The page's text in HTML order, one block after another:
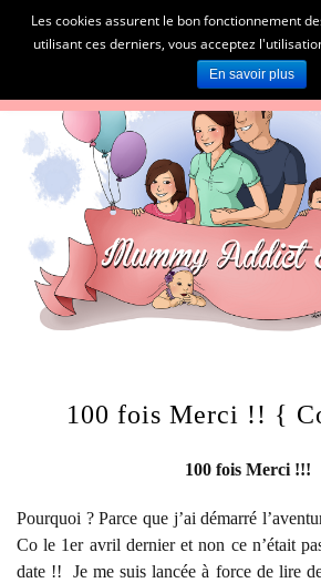
100 fois Merci !! {
100 fois Merci !!!
Pourquoi ? Parce que j’ai démarré
Co le 1er avril dernier et non ce n’était
date !! Je me suis lancée à force de lire
Les cookies assurent le bon fonctionnement
utilisant ces derniers, vous acceptez
En savoir plus